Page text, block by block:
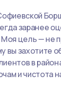
заранее
цель — не
вы захотите
в
и чистота